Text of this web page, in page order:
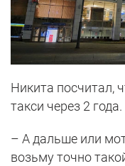
Никита посчитал,
такси через 2 года.
– А дальше или
возьму точно